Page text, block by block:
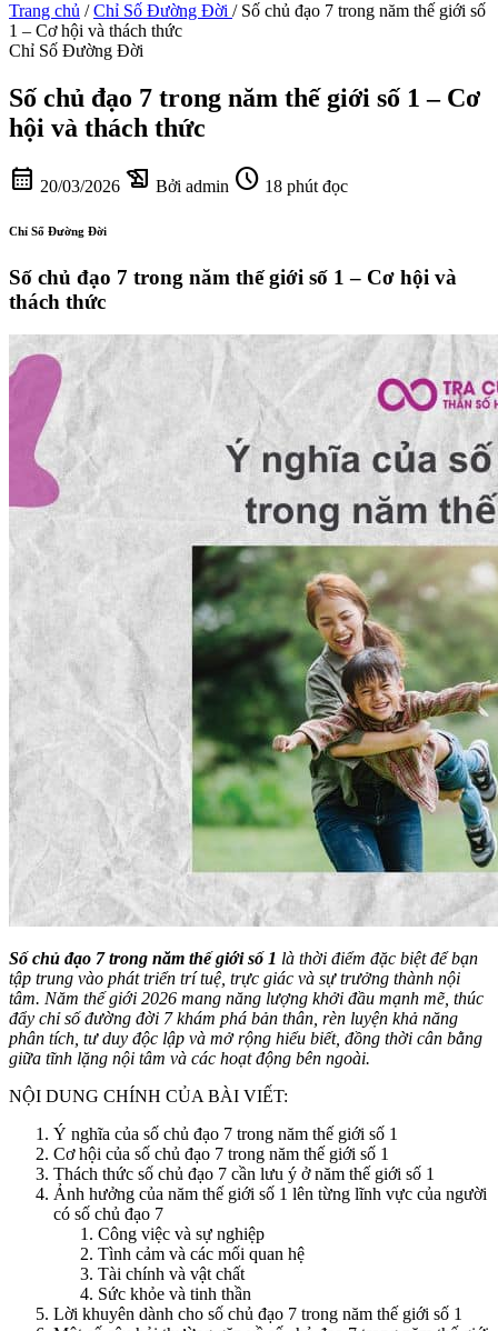
Trang chủ / Chỉ Số Đường Đời / Số chủ đạo 7 trong năm thế giới số
1 – Cơ hội và thách thức
Chỉ Số Đường Đời
Số chủ đạo 7 trong năm thế giới số 1 – Cơ
hội và thách thức
calendar_month 20/03/2026 history_edu Bởi admin schedule 18 phút đọc
Chỉ Số Đường Đời
Số chủ đạo 7 trong năm thế giới số 1 – Cơ hội và
thách thức
Số chủ đạo 7 trong năm thế giới số 1 là thời điểm đặc biệt để bạn
tập trung vào phát triển trí tuệ, trực giác và sự trưởng thành nội
tâm. Năm thế giới 2026 mang năng lượng khởi đầu mạnh mẽ, thúc
đẩy chỉ số đường đời 7 khám phá bản thân, rèn luyện khả năng
phân tích, tư duy độc lập và mở rộng hiểu biết, đồng thời cân bằng
giữa tĩnh lặng nội tâm và các hoạt động bên ngoài.
NỘI DUNG CHÍNH CỦA BÀI VIẾT:
Ý nghĩa của số chủ đạo 7 trong năm thế giới số 1
Cơ hội của số chủ đạo 7 trong năm thế giới số 1
Thách thức số chủ đạo 7 cần lưu ý ở năm thế giới số 1
Ảnh hưởng của năm thế giới số 1 lên từng lĩnh vực của người
có số chủ đạo 7
Công việc và sự nghiệp
Tình cảm và các mối quan hệ
Tài chính và vật chất
Sức khỏe và tinh thần
Lời khuyên dành cho số chủ đạo 7 trong năm thế giới số 1